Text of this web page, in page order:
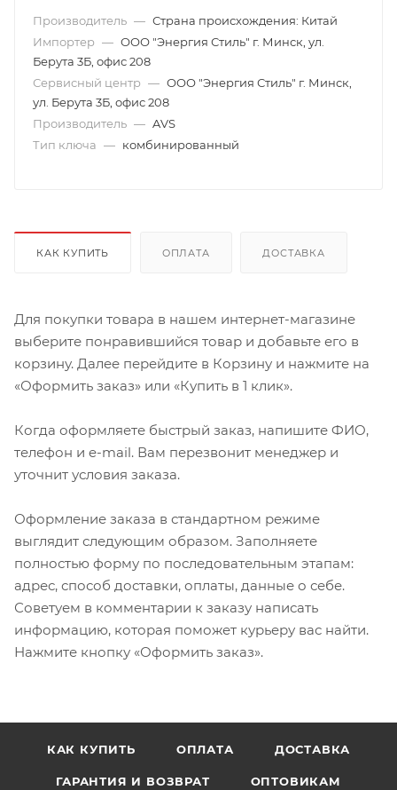
Производитель — Страна происхождения: Китай
Импортер — ООО "Энергия Стиль" г. Минск, ул.
Берута 3Б, офис 208
Сервисный центр — ООО "Энергия Стиль" г. Минск,
ул. Берута 3Б, офис 208
Производитель — AVS
Тип ключа — комбинированный
КАК КУПИТЬ ОПЛАТА ДОСТАВКА
Для покупки товара в нашем интернет-магазине
выберите понравившийся товар и добавьте его в
корзину. Далее перейдите в Корзину и нажмите на
«Оформить заказ» или «Купить в 1 клик».
Когда оформляете быстрый заказ, напишите ФИО,
телефон и e-mail. Вам перезвонит менеджер и
уточнит условия заказа.
Оформление заказа в стандартном режиме
выглядит следующим образом. Заполняете
полностью форму по последовательным этапам:
адрес, способ доставки, оплаты, данные о себе.
Советуем в комментарии к заказу написать
информацию, которая поможет курьеру вас найти.
Нажмите кнопку «Оформить заказ».
КАК КУПИТЬ ОПЛАТА ДОСТАВКА
ГАРАНТИЯ И ВОЗВРАТ ОПТОВИКАМ